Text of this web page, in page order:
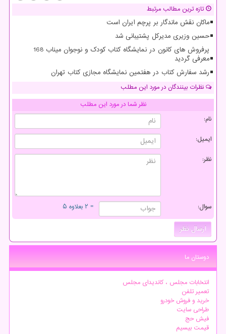
تازه ترین مطالب مرتبط
ماکان نقش ماندگار بر پرچم ایران است
حسین وزیری مدیرکل پشتیبانی شد
پرفروش های کانون در نمایشگاه کتاب کودک و نوجوان میناب 168
معرفی گردید
رشد سفارش کتاب در هفتمین نمایشگاه مجازی کتاب تهران
نظرات بینندگان در مورد این مطلب
نظر شما در مورد این مطلب
نام:
ایمیل:
نظر:
سوال: = ۲ بعلاوه ۵
دوستان ما
انتخابات مجلس ، کاندیدای مجلس
تعمیر تلفن
خرید و فروش خودرو
طراحی سایت
فیش حج
قیمت بیسیم